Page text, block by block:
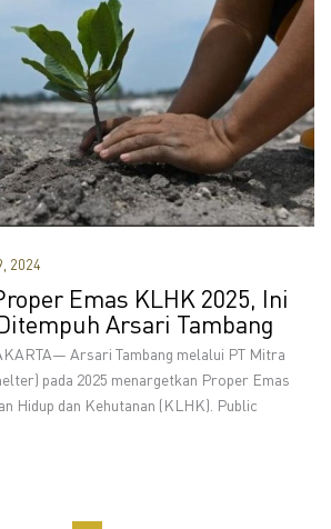
Emas KLHK 2025, Ini
Arsari Tambang
2024
Arsari Tambang melalui PT Mitra
pada 2025 menargetkan Proper Emas
Hidup dan Kehutanan (KLHK). Public